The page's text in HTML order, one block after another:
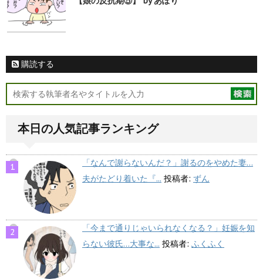
購読する
本日の人気記事ランキング
「なんで謝らないんだ？」謝るのをやめた妻…
夫がたどり着いた『... 投稿者: ずん
「今まで通りじゃいられなくなる？」妊娠を知
らない彼氏…大事な... 投稿者: ふくふく